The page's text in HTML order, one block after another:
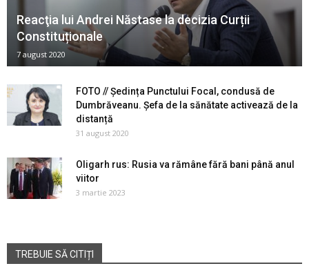
Reacţia lui Andrei Năstase la decizia Curții
Constituționale
7 august 2020
FOTO // Ședința Punctului Focal, condusă de
Dumbrăveanu. Șefa de la sănătate activează de la
distanță
31 august 2020
Oligarh rus: Rusia va rămâne fără bani până anul
viitor
3 martie 2023
TREBUIE SĂ CITIȚI